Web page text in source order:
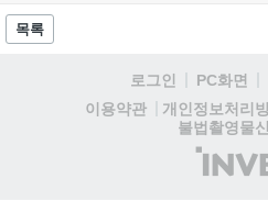
은 전년 대비 매출과 이용자 지
다. 오는 10월 필리핀 마닐라에
통해 커뮤니티 중심의 장기 성장
목록
로그인 PC화면
이용약관
개인정보처리
불법촬영물
(
인